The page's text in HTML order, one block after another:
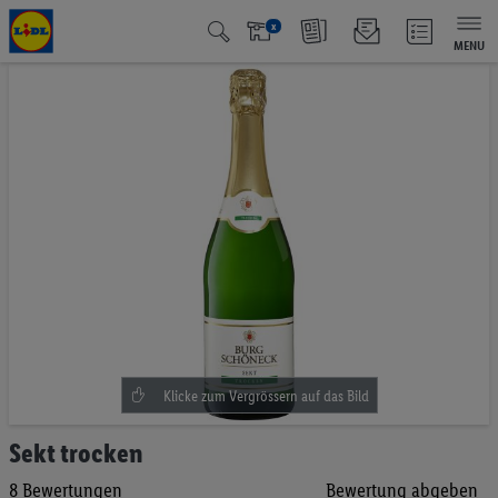
x
MENU
Sekt trocken
8Bewertungen Bewertung abgeben
Zum
Anfang
der